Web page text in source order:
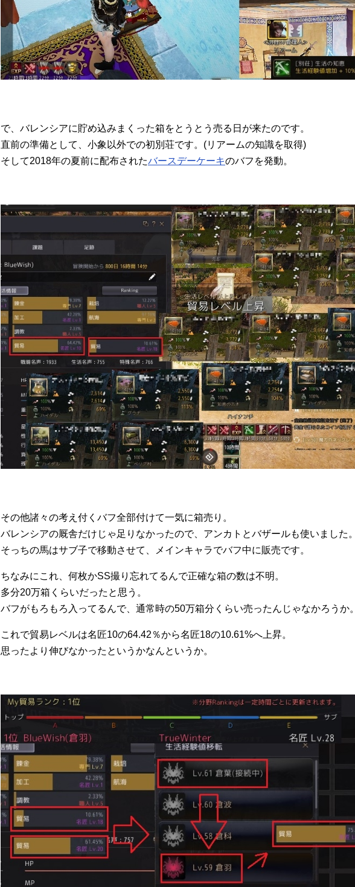
で、バレンシアに貯め込みまくった箱をとうとう売る日が来たのです。
直前の準備として、小象以外での初別荘です。(リアームの知識を取得)
そして2018年の夏前に配布されたバースデーケーキのバフを発動。
その他諸々の考え付くバフ全部付けて一気に箱売り。
バレンシアの厩舎だけじゃ足りなかったので、アンカトとバザールも使いました。
そっちの馬はサブ子で移動させて、メインキャラでバフ中に販売です。
ちなみにこれ、何枚かSS撮り忘れてるんで正確な箱の数は不明。
多分20万箱くらいだったと思う。
バフがもろもろ入ってるんで、通常時の50万箱分くらい売ったんじゃなかろうか。
これで貿易レベルは名匠10の64.42％から名匠18の10.61%へ上昇。
思ったより伸びなかったというかなんというか。